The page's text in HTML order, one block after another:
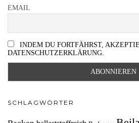
EMAIL
INDEM DU FORTFÄHRST,
DATENSCHUTZERKLÄRUNG.
SCHLAGWÖRTER